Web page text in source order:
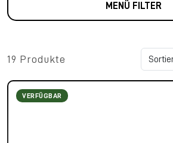
MENÜ FILTER
19 Produkte
VERFÜGBAR